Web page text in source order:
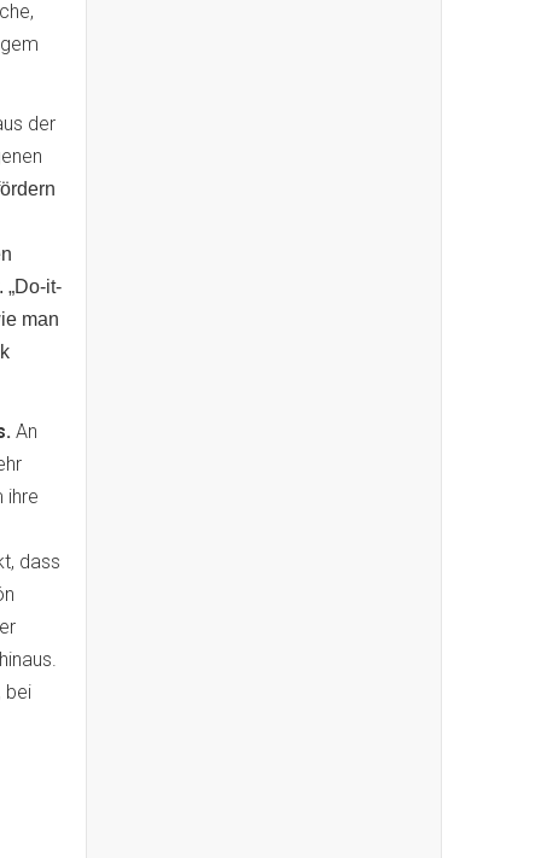
der
it-
man
An
ihre
dass
bei